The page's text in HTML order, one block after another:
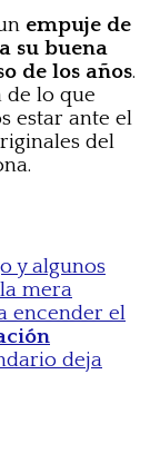
empuje de
su buena
de los años.
de lo que
estar ante el
del
y algunos
mera
encender el
deja